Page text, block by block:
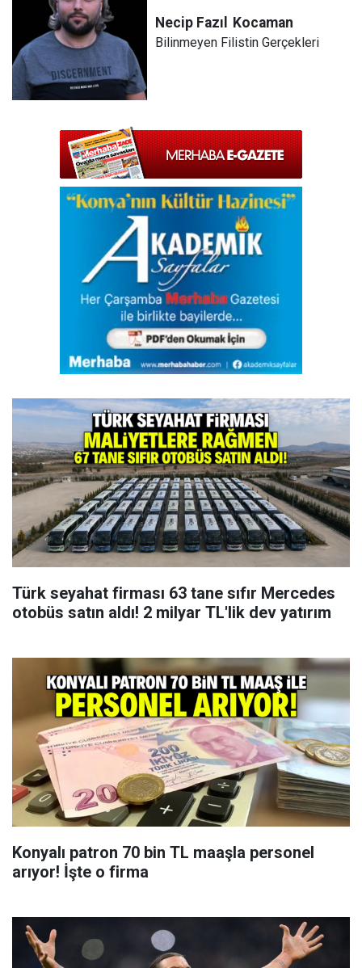
Necip Fazıl Kocaman
Bilinmeyen Filistin Gerçekleri
Türk seyahat firması 63 tane sıfır Mercedes
otobüs satın aldı! 2 milyar TL'lik dev yatırım
Konyalı patron 70 bin TL maaşla personel
arıyor! İşte o firma